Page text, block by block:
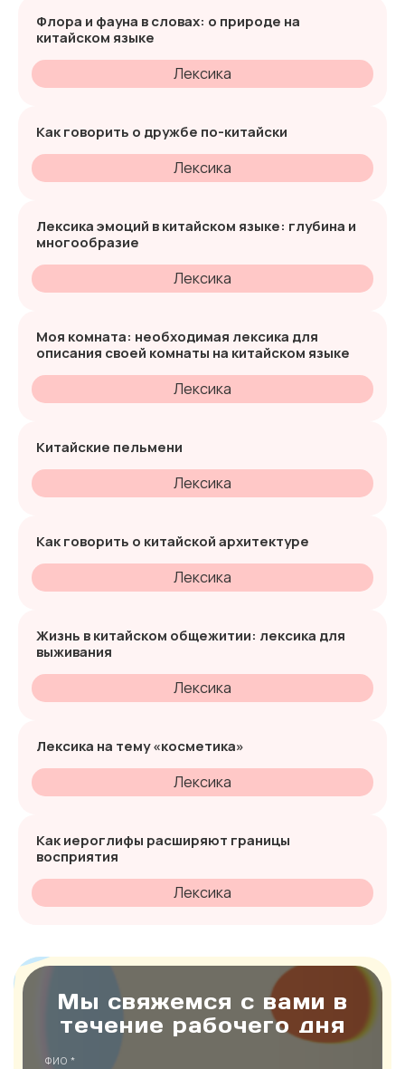
Флора и фауна в словах: о природе на
китайском языке
Лексика
Как говорить о дружбе по-китайски
Лексика
Лексика эмоций в китайском языке: глубина и
многообразие
Лексика
Моя комната: необходимая лексика для
описания своей комнаты на китайском языке
Лексика
Китайские пельмени
Лексика
Как говорить о китайской архитектуре
Лексика
Жизнь в китайском общежитии: лексика для
выживания
Лексика
Лексика на тему «косметика»
Лексика
Как иероглифы расширяют границы
восприятия
Лексика
Мы свяжемся с вами в
течение рабочего дня
ФИО *